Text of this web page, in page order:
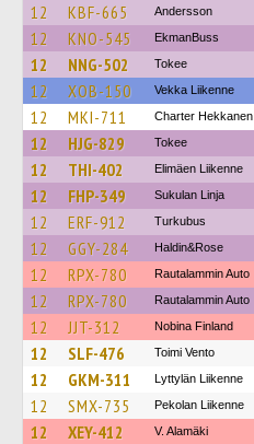
12 KBF-665 Andersson
12 KNO-545 EkmanBuss
12 NNG-502 Tokee
12 XOB-150 Vekka Liikenne
12 MKI-711 Charter Hekkanen
12 HJG-829 Tokee
12 THI-402 Elimäen Liikenne
12 FHP-349 Sukulan Linja
12 ERF-912 Turkubus
12 GGY-284 Haldin&Rose
12 RPX-780 Rautalammin Auto
12 RPX-780 Rautalammin Auto
12 JJT-312 Nobina Finland
12 SLF-476 Toimi Vento
12 GKM-311 Lyttylän Liikenne
12 SMX-735 Pekolan Liikenne
12 XEY-412 V. Alamäki